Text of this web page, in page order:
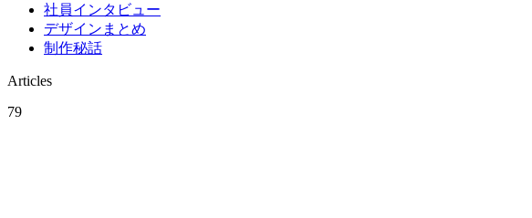
社員インタビュー
デザインまとめ
制作秘話
Articles
79